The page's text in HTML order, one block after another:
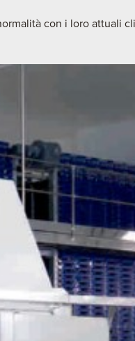
con i loro attuali